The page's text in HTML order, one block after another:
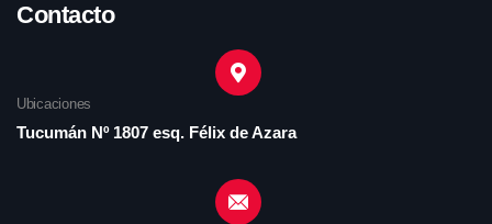
Contacto
Ubicaciones
Tucumán Nº 1807 esq. Félix de Azara